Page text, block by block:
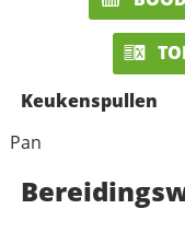
Keukenspullen
Pan